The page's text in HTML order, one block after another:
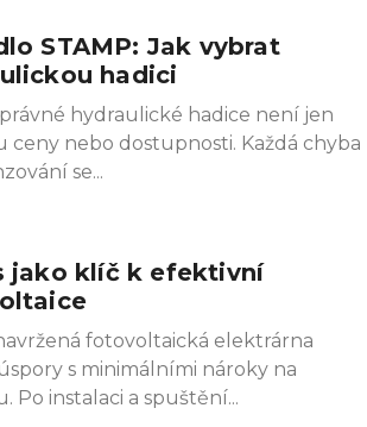
STAMP: Jak vybrat
hadici
hydraulické hadice není jen
ceny nebo dostupnosti. Každá chyba
se
jako klíč k efektivní
fotovoltaická elektrárna
s minimálními nároky na
Po instalaci a spuštění